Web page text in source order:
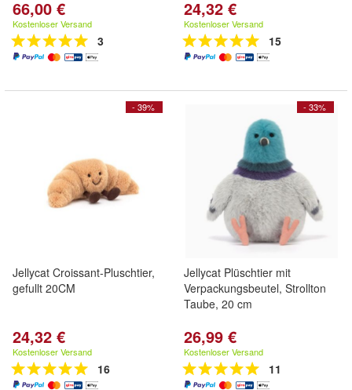
66,00 €
Kostenloser Versand
3
24,32 €
Kostenloser Versand
15
- 39%
Jellycat Croissant-Pluschtier,
gefullt 20CM
24,32 €
Kostenloser Versand
16
- 33%
Jellycat Plüschtier mit
Verpackungsbeutel, Strollton
Taube, 20 cm
26,99 €
Kostenloser Versand
11